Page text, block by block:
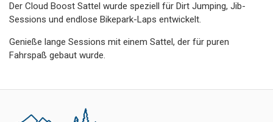
Der Cloud Boost Sattel wurde speziell für Dirt Jumping, Jib-
Sessions und endlose Bikepark-Laps entwickelt.
Genieße lange Sessions mit einem Sattel, der für puren
Fahrspaß gebaut wurde.